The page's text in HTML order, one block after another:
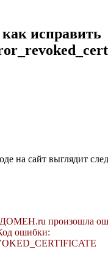
как исправить
на сайт выглядит
произошла
ошибки: